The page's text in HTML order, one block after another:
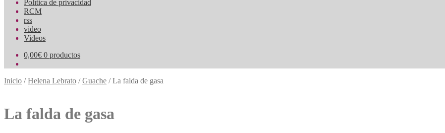
Política de privacidad
RCM
rss
video
Videos
0,00€ 0 productos
Inicio /Helena Lebrato /Guache /La falda de gasa
La falda de gasa